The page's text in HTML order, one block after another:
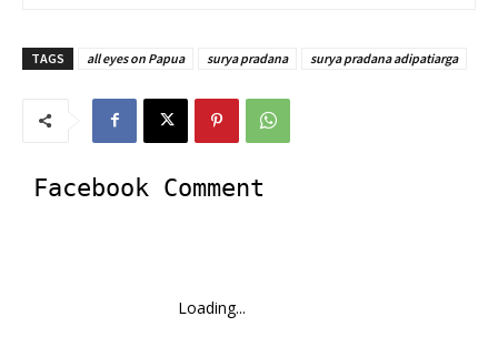
TAGS all eyes on Papua surya pradana surya pradana adipatiarga
Facebook Comment
Loading...